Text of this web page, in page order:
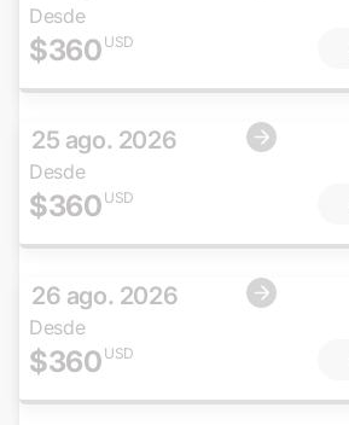
Desde
$360 USD
25 ago. 2026
Desde
$360 USD
26 ago. 2026
Desde
$360 USD